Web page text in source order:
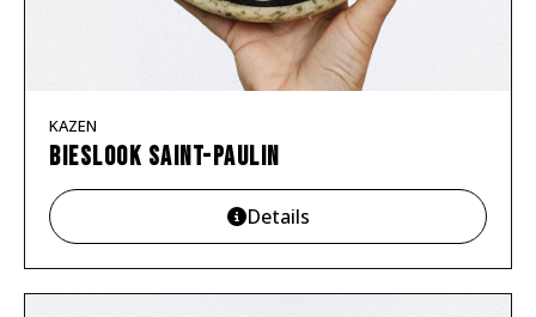
KAZEN
Bieslook Saint-Paulin
Details